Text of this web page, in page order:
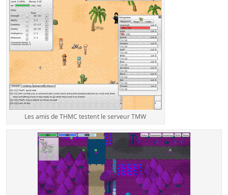
Les amis de THMC testent le serveur TMW